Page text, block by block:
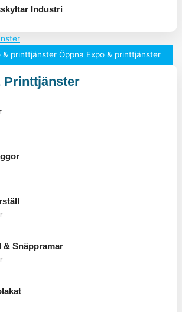
Industri
& printtjänster Öppna Expo & printtjänster
Printtjänster
& Snäppramar